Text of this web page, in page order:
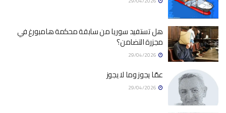
هل تستفيد سوريا من سابقة محكمة هامبورغ في
مجزرة التضامن؟
عمّا يجوز وما لا يجوز